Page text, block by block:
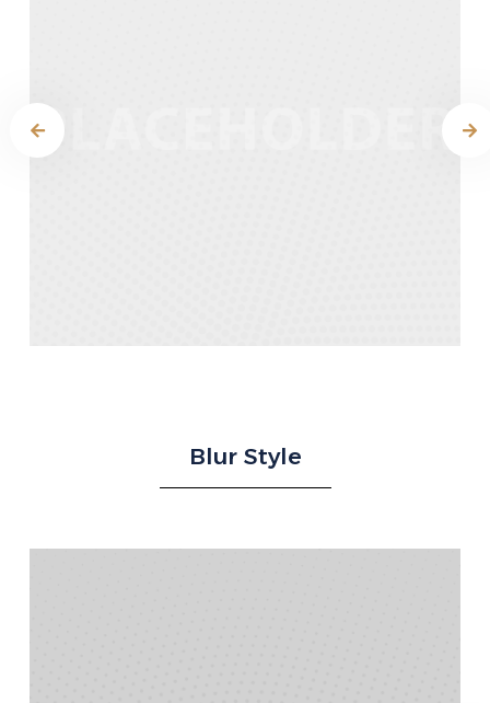
Blur Style